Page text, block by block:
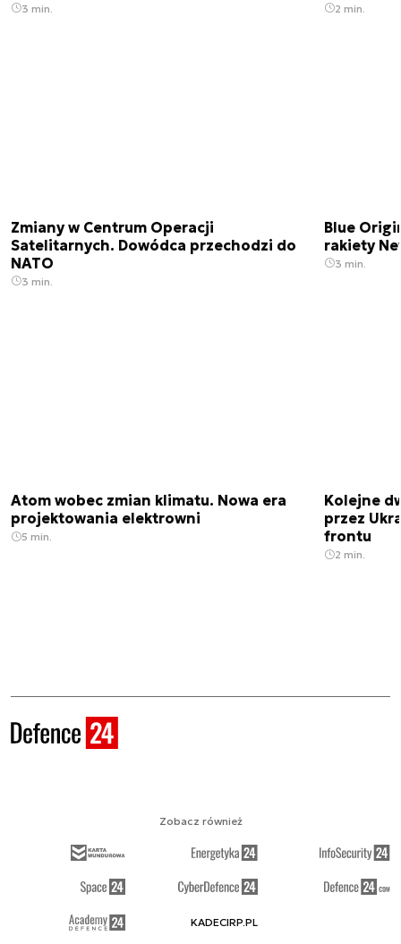
3 min. 2 min.
Zmiany w Centrum Operacji
Satelitarnych. Dowódca przechodzi do
NATO
3 min.
Blue
rakiety
3 min.
Atom wobec zmian klimatu. Nowa era
projektowania elektrowni
5 min.
Kolejne
przez
frontu
2 min.
Zobacz również
KADECIRP.PL